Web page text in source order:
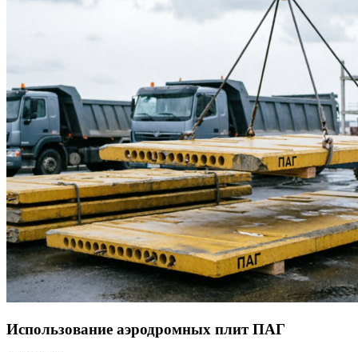
Использование аэродромных плит ПАГ